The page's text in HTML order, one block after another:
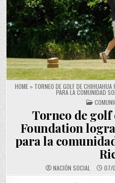
HOME» TORNEO DE GOLF DE
PARA LA COMUNIDAD
Torneo de
Foundation
para la
NACIÓN SOCIAL 07/